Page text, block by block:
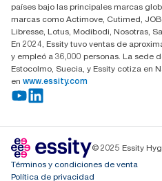
países bajo las principales marcas
marcas como Actimove, Cutimed,
Libresse, Lotus, Modibodi, Nosotras,
En 2024, Essity tuvo ventas de
y empleó a 36,000 personas. La sede
Estocolmo, Suecia, y Essity cotiza en
en www.essity.com
© 2025 Essity
Términos y condiciones de venta
Política de privacidad